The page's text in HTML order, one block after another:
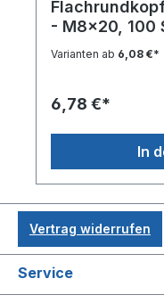
- M8x20, 100
Varianten ab 6,08 €*
6,78 €*
In
Vertrag widerrufen
Service